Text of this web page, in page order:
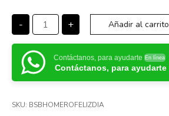
- + Añadir al carrito
Contáctanos, para ayudarte En línea
Contáctanos, para ayudarte
SKU: BSBHOMEROFELIZDIA